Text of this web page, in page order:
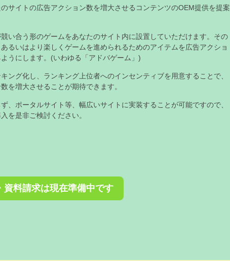
サイトの広告アクション数を増大させるコンテンツのOEM提供を提案
い合う形のゲームをあなたのサイト内に設置していただけます。その
るいはより楽しくゲームを進められるためのアイテムを広告アクショ
うにします。(いわゆる「アドバゲーム」)
ング化し、ランキング上位者へのインセンティブを用意することで、
を増大させることが期待できます。
、ポータルサイト等、幅広いサイトに実装することが可能ですので、
を是非ご検討ください。
資料請求は現在準備中です